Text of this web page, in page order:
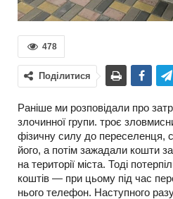
478
Поділитися
Раніше ми розповідали про
злочинної групи. троє
фізичну силу до переселенця,
його, а потім зажадали кошти
на території міста. Тоді
коштів — при цьому під час
нього телефон. Наступного